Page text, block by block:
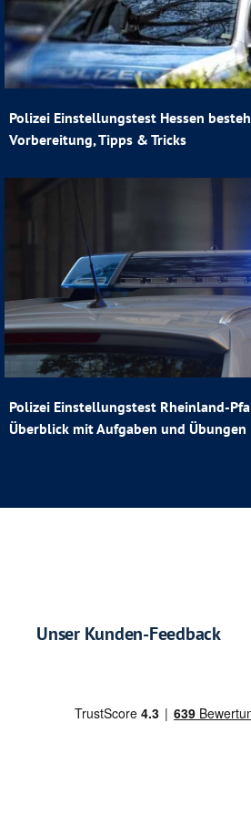
Polizei Einstellungstest Hessen
Vorbereitung, Tipps & Tricks
Polizei Einstellungstest Rheinland-
Überblick mit Aufgaben und Übungen
Unser Kunden-Feedback